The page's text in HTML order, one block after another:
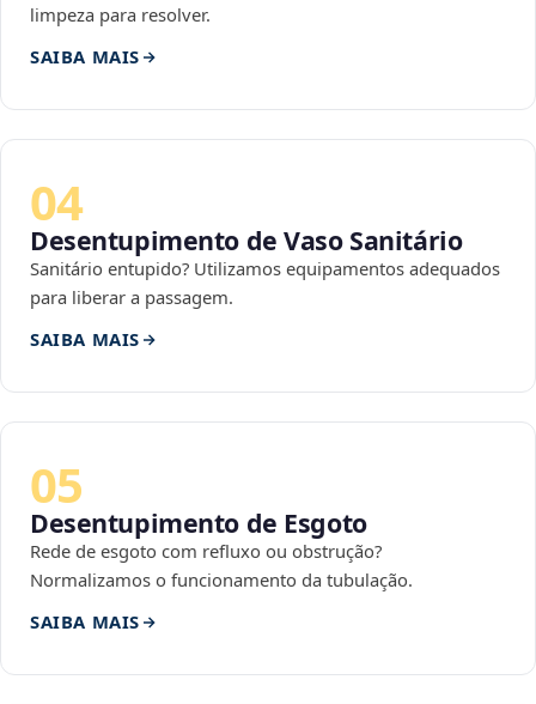
limpeza para resolver.
SAIBA MAIS
04
Desentupimento de Vaso Sanitário
Sanitário entupido? Utilizamos equipamentos adequados
para liberar a passagem.
SAIBA MAIS
05
Desentupimento de Esgoto
Rede de esgoto com refluxo ou obstrução?
Normalizamos o funcionamento da tubulação.
SAIBA MAIS